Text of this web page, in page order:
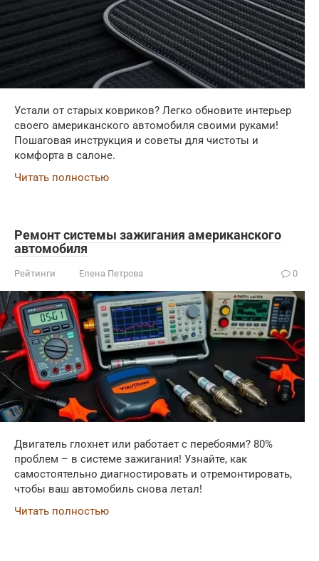
Устали от старых ковриков? Легко обновите интерьер
своего американского автомобиля своими руками!
Пошаговая инструкция и советы для чистоты и
комфорта в салоне.
Читать полностью
Ремонт системы зажигания американского
автомобиля
Рейтинги Елена Петрова 0
Двигатель глохнет или работает с перебоями? 80%
проблем – в системе зажигания! Узнайте, как
самостоятельно диагностировать и отремонтировать,
чтобы ваш автомобиль снова летал!
Читать полностью